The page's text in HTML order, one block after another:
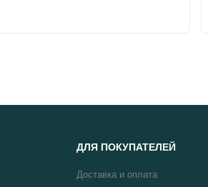
ДЛЯ ПОКУПАТЕЛЕЙ
Доставка и оплата